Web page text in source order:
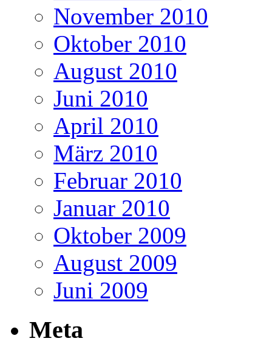
November 2010
Oktober 2010
August 2010
Juni 2010
April 2010
März 2010
Februar 2010
Januar 2010
Oktober 2009
August 2009
Juni 2009
Meta